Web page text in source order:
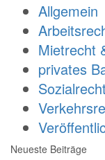
Allgemein
Mietrecht
privates
Sozialrecht
Neueste Beiträge